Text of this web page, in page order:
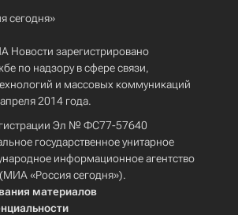
сегодня»
Новости зарегистрировано
по надзору в сфере связи,
и массовых коммуникаций
2014 года.
Эл № ФС77-57640
государственное унитарное
информационное агентство
(МИА «Россия сегодня»).
материалов